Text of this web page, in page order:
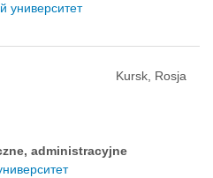
университет
Kursk, Rosja
administracyjne